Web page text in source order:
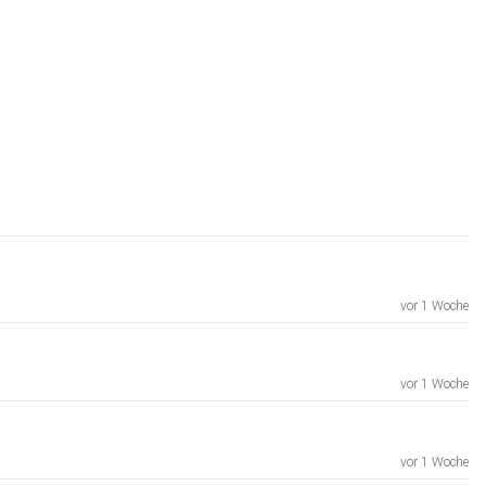
vor 1 Woche
vor 1 Woche
vor 1 Woche